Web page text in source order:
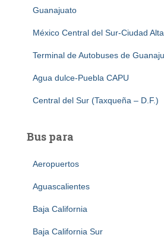
Guanajuato
México Central del Sur-Ciudad
Terminal de Autobuses de
Agua dulce-Puebla CAPU
Central del Sur (Taxqueña – D.F.)
Bus para
Aeropuertos
Aguascalientes
Baja California
Baja California Sur